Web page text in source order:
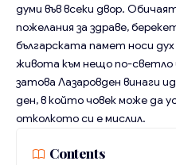
думи във всеки двор.
пожелания за здраве,
българската памет носи
живота към нещо по-светло
затова Лазаровден винаги
ден, в който човек може да
отколкото си е мислил.
Contents